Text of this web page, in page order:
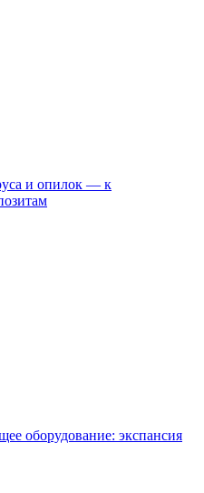
и опилок — к
оборудование: экспансия